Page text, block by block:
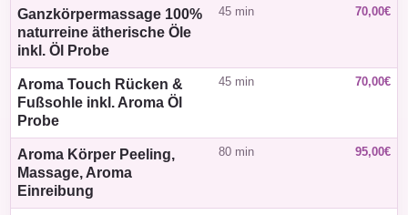
Ganzkörpermassage 100%
naturreine ätherische Öle
inkl. Öl Probe
45 min 70,00€
Aroma Touch Rücken &
Fußsohle inkl. Aroma Öl
Probe
45 min 70,00€
Aroma Körper Peeling,
Massage, Aroma
Einreibung
80 min 95,00€